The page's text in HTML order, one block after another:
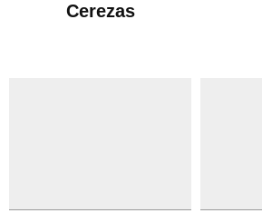
Cerezas